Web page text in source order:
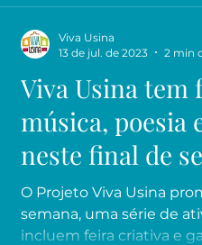
Viva Usina tem
música, poesia
neste final de
O Projeto Viva Usina
semana, uma série de
incluem feira criativa e
Viva Usina
13 de jul. de 2023
2 min